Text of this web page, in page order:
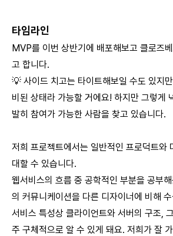
타임라인
MVP를 이번 상반기에 배포해보고 클로즈
고 합니다.
💡 사이드 치고는 타이트해보일 수도 있지
비된 상태라 가능할 거에요! 하지만 그렇게
발히 참여가 가능한 사람을 찾고 있습니다.
저희 프로젝트에서는 일반적인 프로덕트와
대할 수 있습니다.
웹서비스의 흐름 중 공학적인 부분을 공부
의 커뮤니케이션을 다른 디자이너에 비해
서비스 특성상 클라이언트와 서버의 구조,
주 구체적으로 알 수 있게 돼요. 저희가 잘